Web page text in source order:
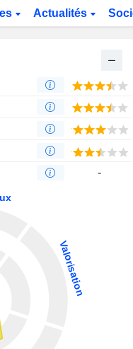
Actualités
-